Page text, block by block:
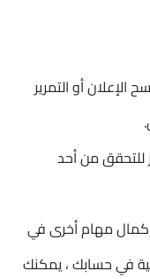
الإعلان أو التمرير
للتحقق من أحد
مهام أخرى في
في حسابك ، يمكنك